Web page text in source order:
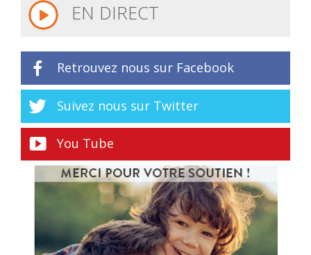
EN DIRECT
Retrouvez nous sur Facebook
Suivez nous sur Twitter
You Tube